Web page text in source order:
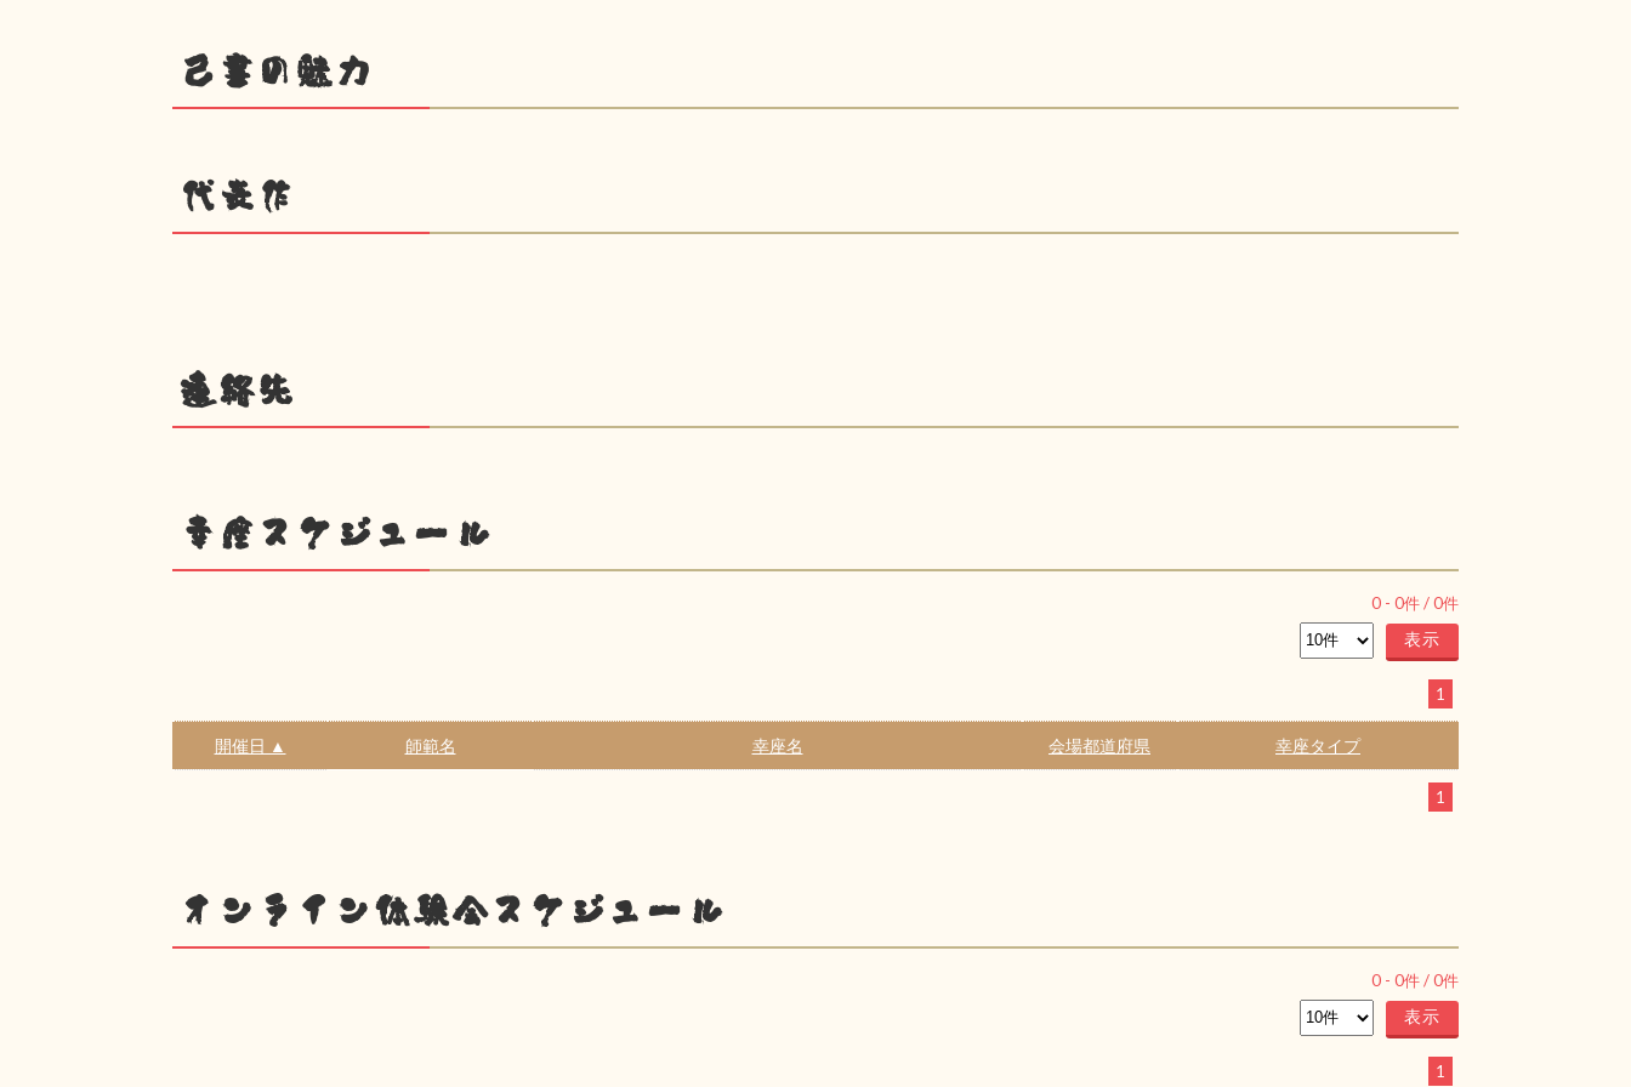
己書の魅力
代表作
連絡先
幸座スケジュール
0 - 0件 /0件
1
開催日 ▲ 師範名 幸座名 会場都道府県 幸座タイプ
1
オンライン体験会スケジュール
0 - 0件 /0件
1